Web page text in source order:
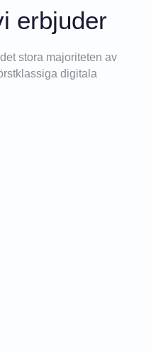
erbjuder
stora majoriteten av
digitala